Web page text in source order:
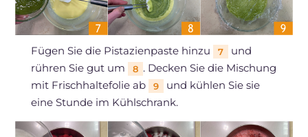
Fügen Sie die Pistazienpaste hinzu 7
und
rühren Sie gut um
8 . Decken Sie die Mischung
mit Frischhaltefolie ab
9
und kühlen Sie sie
eine Stunde im Kühlschrank.